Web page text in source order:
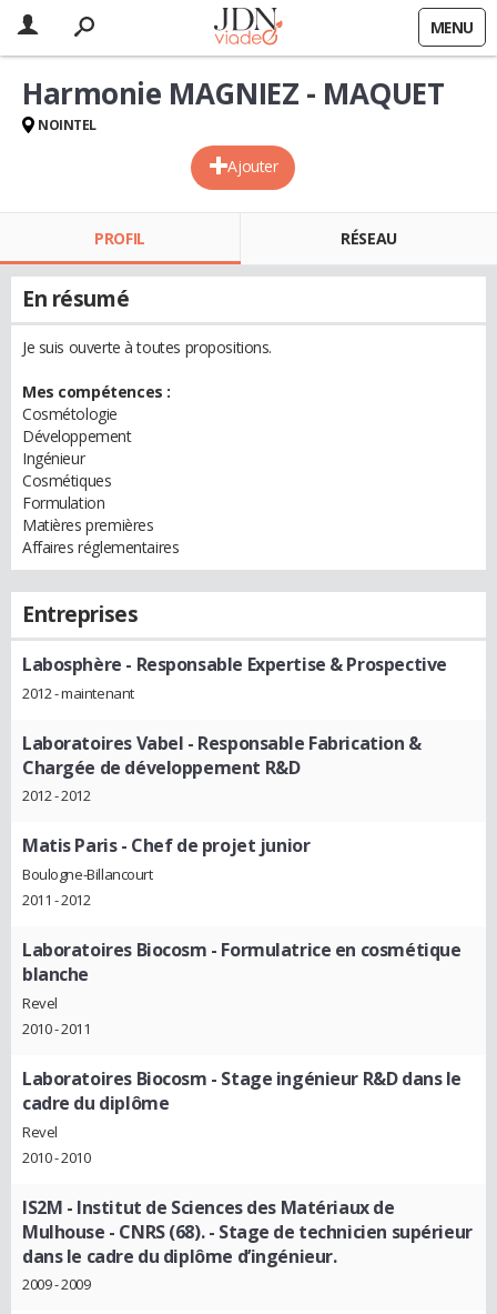
MENU
Ajouter
Harmonie MAGNIEZ - MAQUET
NOINTEL
PROFIL RÉSEAU
En résumé
Je suis ouverte à toutes propositions.
Mes compétences :
Cosmétologie
Développement
Ingénieur
Cosmétiques
Formulation
Matières premières
Affaires réglementaires
Entreprises
Labosphère - Responsable Expertise & Prospective
2012 - maintenant
Laboratoires Vabel - Responsable Fabrication &
Chargée de développement R&D
2012 - 2012
Matis Paris- Chef de projet junior
Boulogne-Billancourt
2011 - 2012
Laboratoires Biocosm - Formulatrice en cosmétique
blanche
Revel
2010 - 2011
Laboratoires Biocosm - Stage ingénieur R&D dans le
cadre du diplôme
Revel
2010 - 2010
IS2M - Institut de Sciences des Matériaux de
Mulhouse - CNRS (68).- Stage de technicien supérieur
dans le cadre du diplôme d’ingénieur.
2009 - 2009